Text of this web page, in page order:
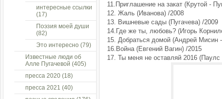
11.Приглашение на закат (Крутой -
12. Жаль (Иванова) /2008
13. Вишневые сады (Пугачева) /2009
14.Где же ты, любовь? (Игорь
15. Добраться домой (Андрей Мисин
16.Война (Евгений Вагин) /2015
17. Ты меня не оставляй 2016
интересные ссылки
(17)
Поэзия моей души
(82)
Это интересно (79)
Известные люди об
Алле Пугачевой (405)
пресса 2020 (18)
пресса 2021 (40)